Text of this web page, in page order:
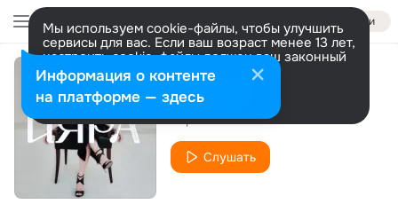
Войти
Мы используем cookie-файлы, чтобы улучшить
сервисы для вас. Если ваш возраст менее 13 лет,
настроить cookie-файлы должен ваш законный
представитель. Больше информации
Разрешить все Настроить
Здравствуй
Ияра
Слушать
Информация о контенте
на платформе — здесь